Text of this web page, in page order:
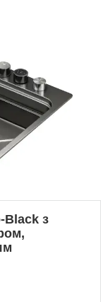
Black з